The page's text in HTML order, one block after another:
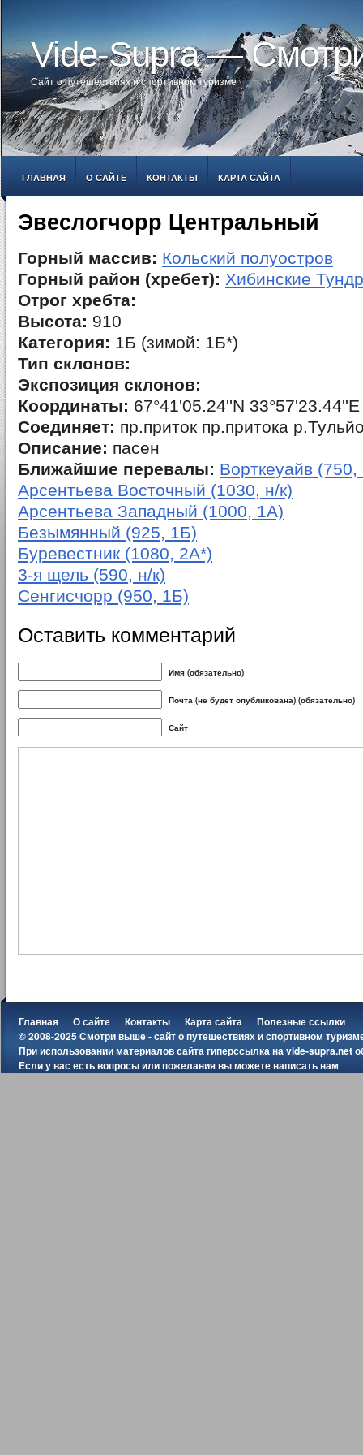
Vide-Supra —
Сайт о путешествиях и спортивном туризме
ГЛАВНАЯ О САЙТЕ КОНТАКТЫ КАРТА САЙТА
Эвеслогчорр Центральный
Горный массив: Кольский полуостров
Горный район (хребет): Хибинские
Отрог хребта:
Высота: 910
Категория: 1Б (зимой: 1Б*)
Тип склонов:
Экспозиция склонов:
Координаты: 67°41'05.24''N 33°57'23.44''E
Соединяет: пр.приток пр.притока
Описание: пасен
Ближайшие перевалы: Ворткеуайв (750,
Арсентьева Восточный (1030, н/к)
Арсентьева Западный (1000, 1А)
Безымянный (925, 1Б)
Буревестник (1080, 2А*)
3-я щель (590, н/к)
Сенгисчорр (950, 1Б)
Оставить комментарий
Имя (обязательно)
Почта (не будет опубликована) (обязательно)
Сайт
Главная О сайте Контакты Карта сайта
Полезные ссылки
© 2008-2025 Смотри выше - сайт о путешествиях и спортивном
При использовании материалов сайта гиперссылка наvide-supra.net
Если у вас есть вопросы или пожелания вы можетенаписать нам